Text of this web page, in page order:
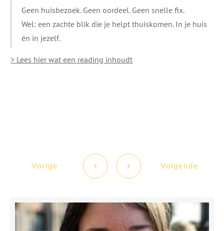
Geen huisbezoek. Geen oordeel. Geen snelle fix.
Wel: een zachte blik die je helpt thuiskomen. In je huis
én in jezelf.
> Lees hier wat een reading inhoudt
Vorige Volgende